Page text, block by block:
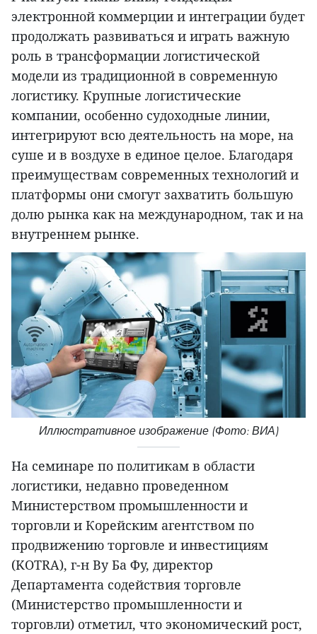
электронной коммерции и интеграции будет
продолжать развиваться и играть важную
роль в трансформации логистической
модели из традиционной в современную
логистику. Крупные логистические
компании, особенно судоходные линии,
интегрируют всю деятельность на море, на
суше и в воздухе в единое целое. Благодаря
преимуществам современных технологий и
платформы они смогут захватить большую
долю рынка как на международном, так и на
внутреннем рынке.
Иллюстративное изображение (Фото: ВИА)
На семинаре по политикам в области
логистики, недавно проведенном
Министерством промышленности и
торговли и Корейским агентством по
продвижению торговле и инвестициям
(KOTRA), г-н Ву Ба Фу, директор
Департамента содействия торговле
(Министерство промышленности и
торговли) отметил, что экономический рост,